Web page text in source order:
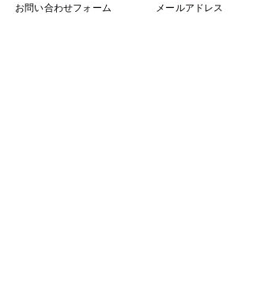
お問い合わせフォーム メールアドレス